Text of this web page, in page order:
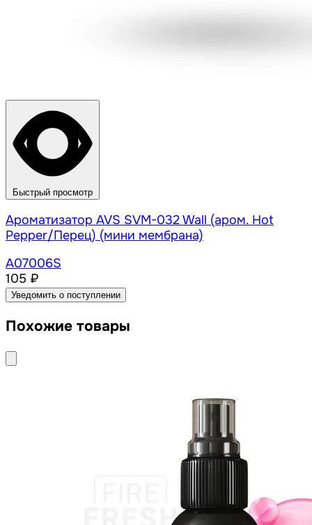
Быстрый просмотр
Ароматизатор AVS SVM-032 Wall (аром. Hot
Pepper/Перец) (мини мембрана)
A07006S
105 ₽
Уведомить о поступлении
Похожие товары